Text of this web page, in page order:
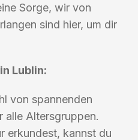
Sorge, wir von
sind hier, um dir
Lublin:
von spannenden
alle Altersgruppen.
erkundest, kannst du